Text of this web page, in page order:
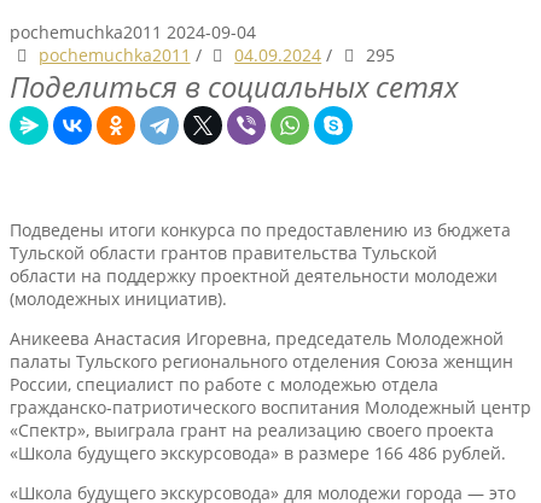
pochemuchka2011 2024-09-04
pochemuchka2011 / 04.09.2024 / 295
Поделиться в социальных сетях
Подведены итоги конкурса по предоставлению из бюджета
Тульской области грантов правительства Тульской
области на поддержку проектной деятельности молодежи
(молодежных инициатив).
Аникеева Анастасия Игоревна, председатель Молодежной
палаты Тульского регионального отделения Союза женщин
России, специалист по работе с молодежью отдела
гражданско-патриотического воспитания Молодежный центр
«Спектр», выиграла грант на реализацию своего проекта
«Школа будущего экскурсовода» в размере 166 486 рублей.
«Школа будущего экскурсовода» для молодежи города — это